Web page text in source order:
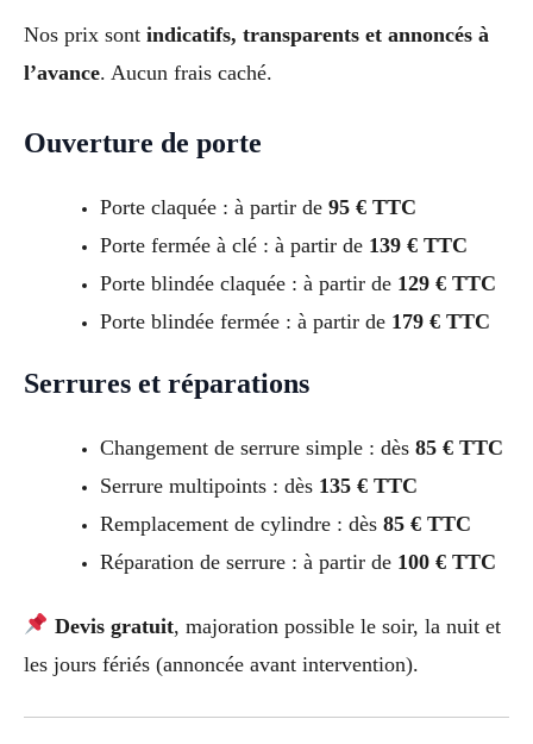
Nos prix sont indicatifs, transparents et annoncés à
l’avance. Aucun frais caché.
Ouverture de porte
Porte claquée : à partir de 95 € TTC
Porte fermée à clé : à partir de 139 € TTC
Porte blindée claquée : à partir de 129 € TTC
Porte blindée fermée : à partir de 179 € TTC
Serrures et réparations
Changement de serrure simple : dès 85 € TTC
Serrure multipoints : dès 135 € TTC
Remplacement de cylindre : dès 85 € TTC
Réparation de serrure : à partir de 100 € TTC
Devis gratuit, majoration possible le soir, la nuit et
les jours fériés (annoncée avant intervention).